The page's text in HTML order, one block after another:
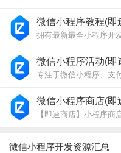
微信小程序教程(即
拥有最新最全小程序开
微信小程序活动(即
微信小程序商店(即
微信小程序开发资源汇总